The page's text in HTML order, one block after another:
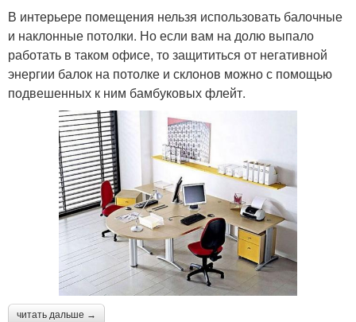
В интерьере помещения нельзя использовать балочные
и наклонные потолки. Но если вам на долю выпало
работать в таком офисе, то защититься от негативной
энергии балок на потолке и склонов можно с помощью
подвешенных к ним бамбуковых флейт.
читать дальше →